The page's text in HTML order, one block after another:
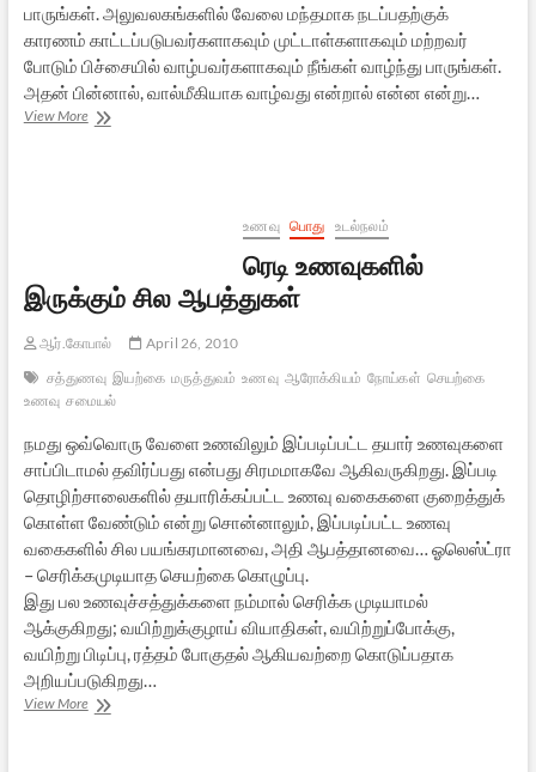
பாருங்கள். அலுவலகங்களில் வேலை மந்தமாக நடப்பதற்குக்
காரணம் காட்டப்படுபவர்களாகவும் முட்டாள்களாகவும் மற்றவர்
போடும் பிச்சையில் வாழ்பவர்களாகவும் நீங்கள் வாழ்ந்து பாருங்கள்.
அதன் பின்னால், வால்மீகியாக வாழ்வது என்றால் என்ன என்று…
View Moreமீண்டும்
உணவு பொது உடல்நலம்
ரெடி உணவுகளில்
இருக்கும் சில ஆபத்துகள்
ஆர்.கோபால்
April 26, 2010
சத்துணவு இயற்கை மருத்துவம் உணவு ஆரோக்கியம் நோய்கள் செயற்கை
உணவு சமையல்
நமது ஒவ்வொரு வேளை உணவிலும் இப்படிப்பட்ட தயார் உணவுகளை
சாப்பிடாமல் தவிர்ப்பது என்பது சிரமமாகவே ஆகிவருகிறது. இப்படி
தொழிற்சாலைகளில் தயாரிக்கப்பட்ட உணவு வகைகளை குறைத்துக்
கொள்ள வேண்டும் என்று சொன்னாலும், இப்படிப்பட்ட உணவு
வகைகளில் சில பயங்கரமானவை, அதி ஆபத்தானவை… ஓலெஸ்ட்ரா
– செரிக்கமுடியாத செயற்கை கொழுப்பு.
இது பல உணவுச்சத்துக்களை நம்மால் செரிக்க முடியாமல்
ஆக்குகிறது; வயிற்றுக்குழாய் வியாதிகள், வயிற்றுப்போக்கு,
வயிற்று பிடிப்பு, ரத்தம் போகுதல் ஆகியவற்றை கொடுப்பதாக
அறியப்படுகிறது…
View Moreரெடி